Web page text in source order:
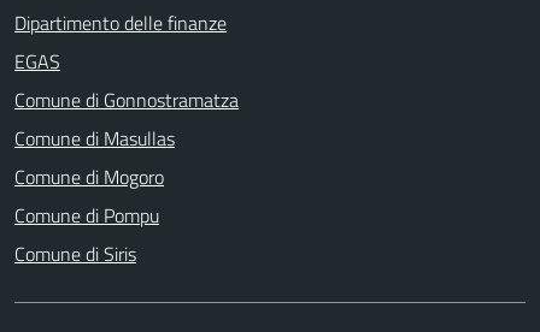
Dipartimento delle finanze
EGAS
Comune di Gonnostramatza
Comune di Masullas
Comune di Mogoro
Comune di Pompu
Comune di Siris